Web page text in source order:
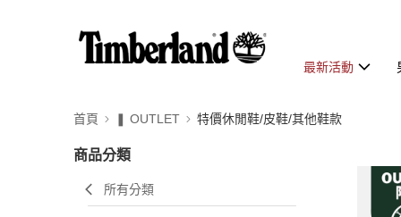
最新活動
首頁 ❚ OUTLET 特價休閒鞋/皮鞋/其他鞋款
商品分類
所有分類